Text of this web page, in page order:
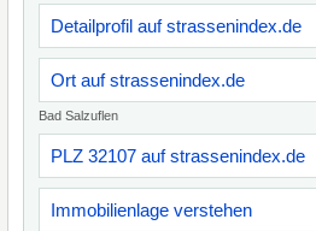
Detailprofil auf strassenindex.de
Ort auf strassenindex.de
Bad Salzuflen
PLZ 32107 auf strassenindex.de
Immobilienlage verstehen